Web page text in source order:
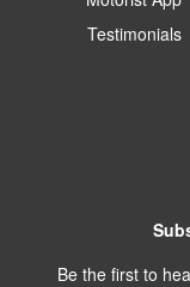
Testimonials
Be the first to